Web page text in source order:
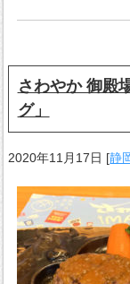
さわやか 御殿
グ」
2020年11月17日 [静